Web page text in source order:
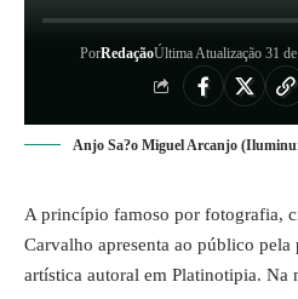
PorRedaçãoÚltima Atualização 31
Anjo Sa?o Miguel Arcanjo
A princípio famoso por fotografia,
Carvalho apresenta ao público
artística autoral em Platinotipia. Na